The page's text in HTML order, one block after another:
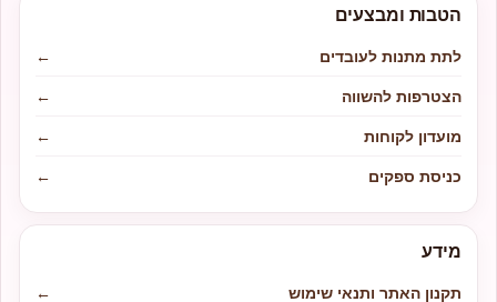
הטבות ומבצעים
לתת מתנות לעובדים
←
הצטרפות להשווה
←
מועדון לקוחות
←
כניסת ספקים
←
מידע
תקנון האתר ותנאי שימוש ←